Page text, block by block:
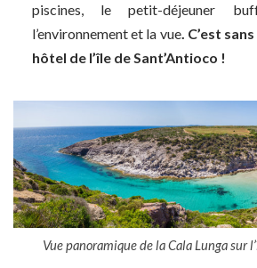
piscines, le petit-déjeuner
l’environnement et la vue. C’est
hôtel de l’île de Sant’Antioco !
Vue panoramique de la Cala Lunga sur